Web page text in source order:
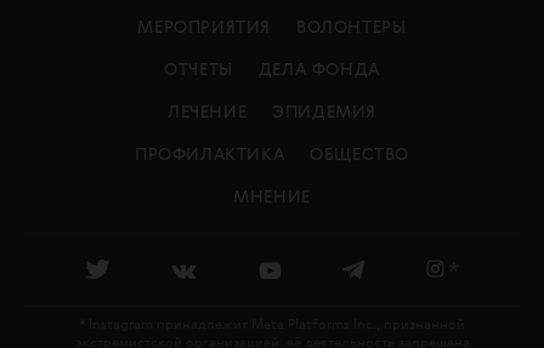
МЕРОПРИЯТИЯ ВОЛОНТЕРЫ
ОТЧЕТЫ ДЕЛА ФОНДА
ЛЕЧЕНИЕ ЭПИДЕМИЯ
ПРОФИЛАКТИКА ОБЩЕСТВО
МНЕНИЕ